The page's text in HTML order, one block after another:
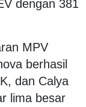
dengan 381
MPV
berhasil
dan Calya
lima besar